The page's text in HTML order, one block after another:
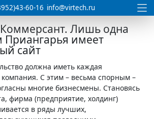
60-16 info@virtech.ru
Лишь одна
Приангарья имеет
сайт
должна иметь каждая
С этим – весьма спорным –
многие бизнесмены. Становясь
фирма (предприятие, холдинг)
в ряды лучших,